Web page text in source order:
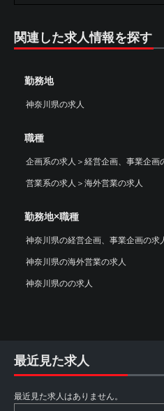
関連した求人情報を探す
勤務地
神奈川県の求人
職種
企画系の求人 ＞ 経営企画、事業企画
営業系の求人 ＞ 海外営業の求人
勤務地×職種
神奈川県の経営企画、事業企画の求
神奈川県の海外営業の求人
神奈川県のの求人
最近見た求人
最近見た求人はありません。